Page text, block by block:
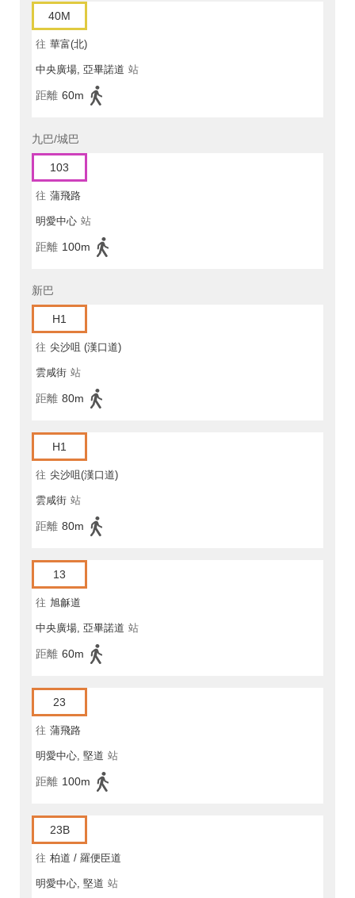
40M
往 華富(北)
中央廣場, 亞畢諾道 站
距離 60m
九巴/城巴
103
往 蒲飛路
明愛中心 站
距離 100m
新巴
H1
往 尖沙咀 (漢口道)
雲咸街 站
距離 80m
H1
往 尖沙咀(漢口道)
雲咸街 站
距離 80m
13
往 旭龢道
中央廣場, 亞畢諾道 站
距離 60m
23
往 蒲飛路
明愛中心, 堅道 站
距離 100m
23B
往 柏道 / 羅便臣道
明愛中心, 堅道 站